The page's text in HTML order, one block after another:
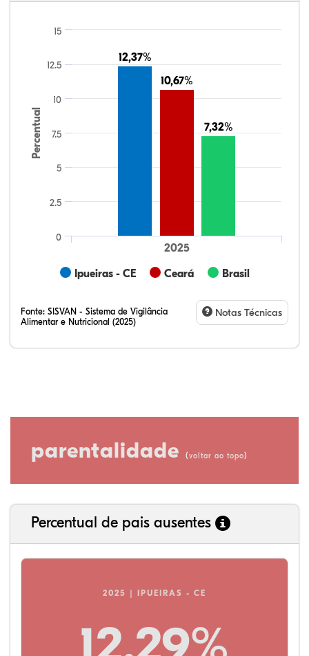
Percentual
12,37%
12,37%
10,67%
10,67%
7,32%
7,32%
Ipueiras - CE Ceará Brasil
2025
0
2.5
5
7.5
10
12.5
15
Fonte: SISVAN - Sistema de Vigilância
Alimentar e Nutricional (2025)
Notas Técnicas
parentalidade (voltar ao topo)
Percentual de pais ausentes
2025 | IPUEIRAS - CE